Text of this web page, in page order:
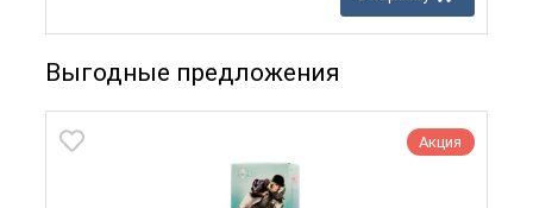
Выгодные предложения
Акция